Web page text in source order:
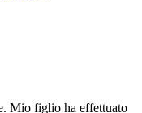
Mio figlio ha effettuato